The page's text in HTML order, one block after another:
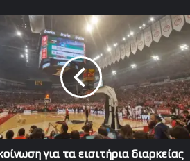
για τα εισιτήρια διαρκείας